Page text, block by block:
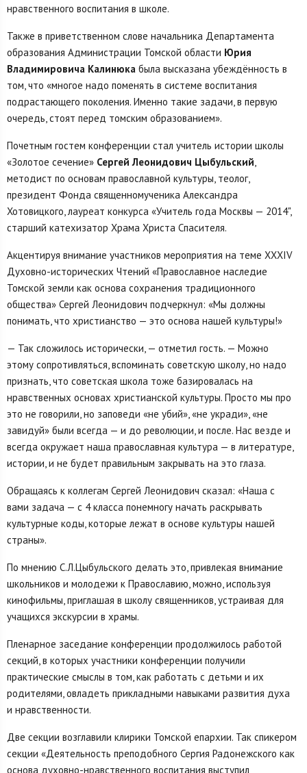
нравственного воспитания в школе.
Также в приветственном слове начальника Департамента
образования Администрации Томской области Юрия
Владимировича Калинюка была высказана убеждённость в
том, что «многое надо поменять в системе воспитания
подрастающего поколения. Именно такие задачи, в первую
очередь, стоят перед томским образованием».
Почетным гостем конференции стал учитель истории школы
«Золотое сечение» Сергей Леонидович Цыбульский,
методист по основам православной культуры, теолог,
президент Фонда священномученика Александра
Хотовицкого, лауреат конкурса «Учитель года Москвы — 2014",
старший катехизатор Храма Христа Спасителя.
Акцентируя внимание участников мероприятия на теме XXXIV
Духовно-исторических Чтений «Православное наследие
Томской земли как основа сохранения традиционного
общества» Сергей Леонидович подчеркнул: «Мы должны
понимать, что христианство — это основа нашей культуры!»
— Так сложилось исторически, — отметил гость. — Можно
этому сопротивляться, вспоминать советскую школу, но надо
признать, что советская школа тоже базировалась на
нравственных основах христианской культуры. Просто мы про
это не говорили, но заповеди «не убий», «не укради», «не
завидуй» были всегда — и до революции, и после. Нас везде и
всегда окружает наша православная культура — в литературе,
истории, и не будет правильным закрывать на это глаза.
Обращаясь к коллегам Сергей Леонидович сказал: «Наша с
вами задача — с 4 класса понемногу начать раскрывать
культурные коды, которые лежат в основе культуры нашей
страны».
По мнению С.Л.Цыбульского делать это, привлекая внимание
школьников и молодежи к Православию, можно, используя
кинофильмы, приглашая в школу священников, устраивая для
учащихся экскурсии в храмы.
Пленарное заседание конференции продолжилось работой
секций, в которых участники конференции получили
практические смыслы в том, как работать с детьми и их
родителями, овладеть прикладными навыками развития духа
и нравственности.
Две секции возглавили клирики Томской епархии. Так спикером
секции «Деятельность преподобного Сергия Радонежского как
основа духовно-нравственного воспитания выступил